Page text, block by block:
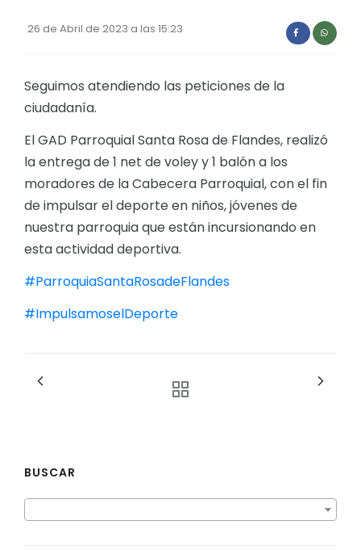
Plan de desarrollo y Ordenamiento Territorial -
Plan Anual Contratación - PAC
Plan Operativo Anual - POA
Convenios Institucionales
PRESUPUESTO: EJECUCIÓN Y REPORTES
Cédulas presupuestarias y balances
Procesos de contratación
Ejecución Presupuestaria
Obras y proyectos
26 de Abril de 2023 a las 15:23
Seguimos atendiendo las peticiones de la
ciudadanía.
El GAD Parroquial Santa Rosa de Flandes, realizó
la entrega de 1 net de voley y 1 balón a los
moradores de la Cabecera Parroquial, con el fin
de impulsar el deporte en niños, jóvenes de
nuestra parroquia que están incursionando en
esta actividad deportiva.
#ParroquiaSantaRosadeFlandes
#ImpulsamoselDeporte
BUSCAR